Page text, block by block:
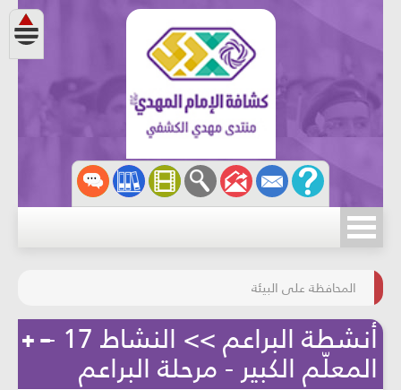
مسابقة الركب الحسينيّ
المحافظة على البيئة
أنشطة البراعم >> النشاط 17 -
المعلّم الكبير - مرحلة البراعم